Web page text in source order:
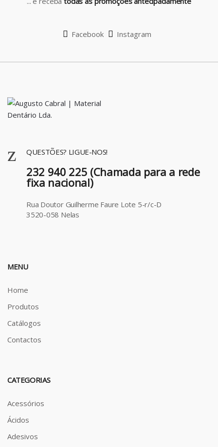
Facebook Instagram
QUESTÕES? LIGUE-NOS!
232 940 225 (Chamada para a rede
fixa nacional)
Rua Doutor Guilherme Faure Lote 5-r/c-D
3520-058 Nelas
MENU
Home
Produtos
Catálogos
Contactos
CATEGORIAS
Acessórios
Ácidos
Adesivos